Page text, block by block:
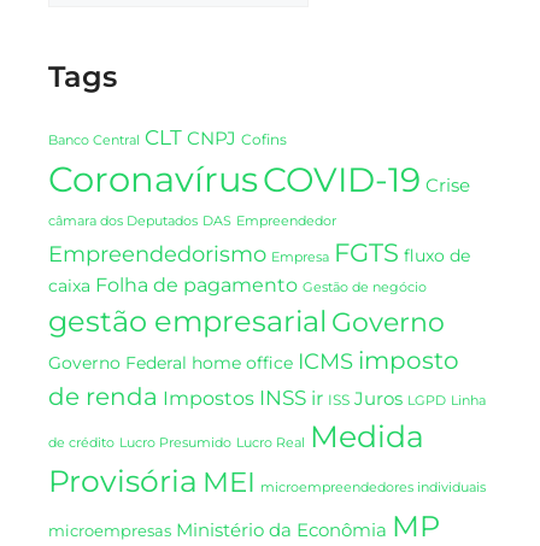
Tags
Banco Central CLT CNPJ Cofins
CoronavírusCOVID-19 Crise
câmara dos Deputados DAS Empreendedor
Empreendedorismo Empresa FGTS fluxo de
caixa Folha de pagamento Gestão de negócio
gestão empresarial Governo
Governo Federal home office ICMS imposto
de renda Impostos INSS ir ISS Juros LGPD Linha
de crédito Lucro Presumido Lucro Real
Medida
Provisória MEI microempreendedores individuais
microempresas Ministério da Econômia MP